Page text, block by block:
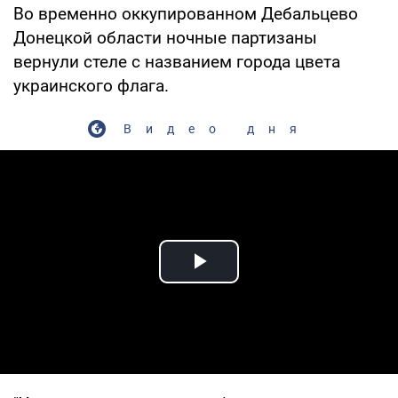
Во временно оккупированном Дебальцево
Донецкой области ночные партизаны
вернули стеле с названием города цвета
украинского флага.
Видео дня
Play Video